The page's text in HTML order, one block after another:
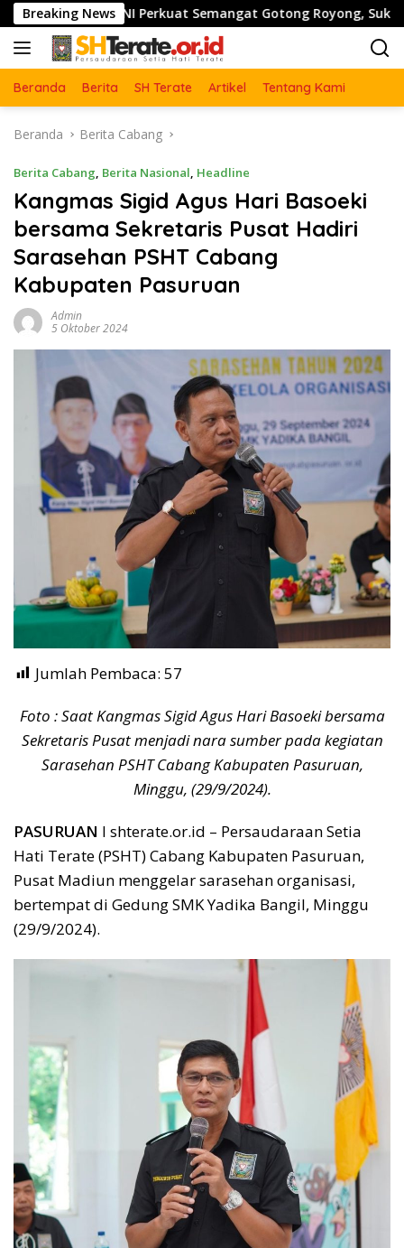
Langsung
ke
konten
Breaking News
Perkuat Semangat Gotong Royong, Sukseskan Pengecoran
Beranda Berita SH Terate Artikel Tentang Kami
Beranda Berita Cabang
Berita Cabang, Berita Nasional, Headline
Kangmas Sigid Agus Hari Basoeki
bersama Sekretaris Pusat Hadiri
Sarasehan PSHT Cabang
Kabupaten Pasuruan
Admin
5 Oktober 2024
Jumlah Pembaca: 57
Foto : Saat Kangmas Sigid Agus Hari Basoeki bersama
Sekretaris Pusat menjadi nara sumber pada kegiatan
Sarasehan PSHT Cabang Kabupaten Pasuruan,
Minggu, (29/9/2024).
PASURUAN I shterate.or.id – Persaudaraan Setia
Hati Terate (PSHT) Cabang Kabupaten Pasuruan,
Pusat Madiun menggelar sarasehan organisasi,
bertempat di Gedung SMK Yadika Bangil, Minggu
(29/9/2024).